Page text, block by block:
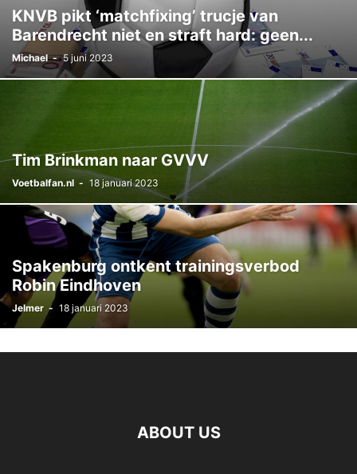
KNVB pikt ‘matchfixing’ trucje van
Barendrecht niet en straft hard: geen...
Michael - 5 juni 2023
Tim Brinkman naar GVVV
Voetbalfan.nl - 18 januari 2023
Spakenburg ontkent trainingsverbod
Robin Eindhoven
Jelmer - 18 januari 2023
ABOUT US